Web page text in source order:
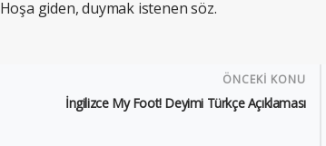
Hoşa giden, duymak istenen söz.
ÖNCEKİ KONU
İngilizce My Foot! Deyimi Türkçe Açıklaması